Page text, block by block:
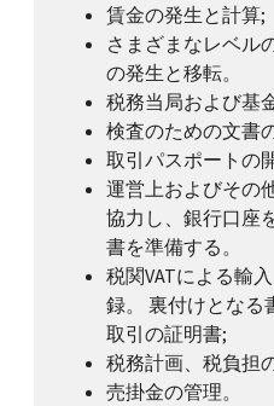
賃金の発生と計算;
さまざまなレベル
の発生と移転。
税務当局および基
検査のための文書
取引パスポートの
運営上およびその
協力し、銀行口座
書を準備する。
税関VATによる輸
録。 裏付けとなる
取引の証明書;
税務計画、税負担
売掛金の管理。